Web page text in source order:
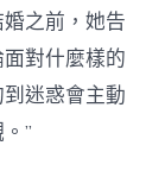
之前，她告
對什麼樣的
迷惑會主動
”